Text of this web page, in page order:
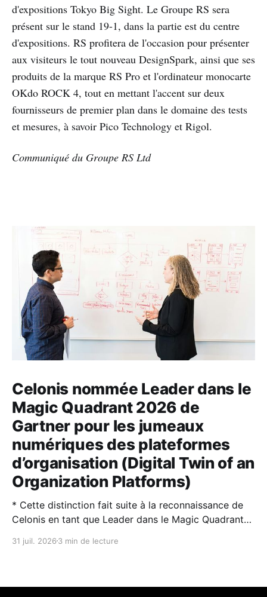
d'expositions Tokyo Big Sight. Le Groupe RS sera
présent sur le stand 19-1, dans la partie est du centre
d'expositions. RS profitera de l'occasion pour présenter
aux visiteurs le tout nouveau DesignSpark, ainsi que ses
produits de la marque RS Pro et l'ordinateur monocarte
OKdo ROCK 4, tout en mettant l'accent sur deux
fournisseurs de premier plan dans le domaine des tests
et mesures, à savoir Pico Technology et Rigol.
Communiqué du Groupe RS Ltd
Celonis nommée Leader dans le
Magic Quadrant 2026 de
Gartner pour les jumeaux
numériques des plateformes
d’organisation (Digital Twin of an
Organization Platforms)
* Cette distinction fait suite à la reconnaissance de
Celonis en tant que Leader dans le Magic Quadrant™
jumeaux numériques d’organisation (DTO) et
plus faciles à utiliser,
31 juil. 2026 3 min de lecture